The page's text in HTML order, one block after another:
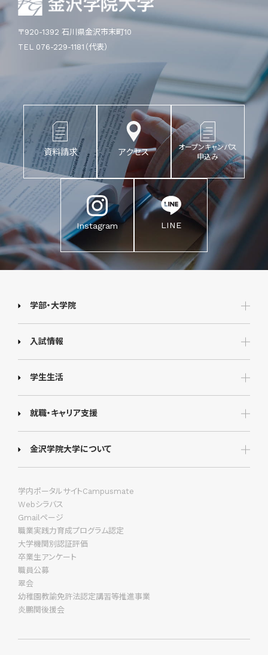
〒920-1392 石川県金沢市末町10
TEL 076-229-1181（代表）
資料請求 アクセス
オープンキャンパス
申込み
Instagram LINE
学部・大学院
入試情報
学生生活
就職・キャリア支援
金沢学院大学について
学内ポータルサイトCampusmate
Webシラバス
Gmailページ
職業実践力育成プログラム認定
大学機関別認証評価
卒業生アンケート
職員公募
翠会
幼稚園教諭免許法認定講習等推進事業
炎鵬関後援会